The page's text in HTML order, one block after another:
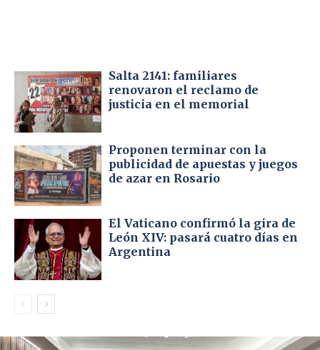
Salta 2141: familiares
renovaron el reclamo de
justicia en el memorial
Proponen terminar con la
publicidad de apuestas y juegos
de azar en Rosario
El Vaticano confirmó la gira de
León XIV: pasará cuatro días en
Argentina